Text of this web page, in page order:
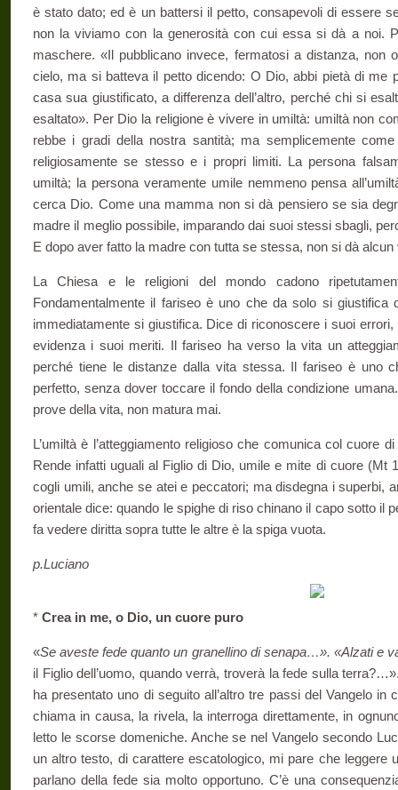
è stato dato; ed è un battersi il petto, consapevoli di essere
non la viviamo con la generosità con cui essa si dà a noi.
maschere. «Il pubblicano invece, fermatosi a distanza, non
cielo, ma si batteva il petto dicendo: O Dio, abbi pietà di me
casa sua giustificato, a differenza dell’altro, perché chi si
esaltato». Per Dio la religione è vivere in umiltà: umiltà non
rebbe i gradi della nostra santità; ma semplicemente
religiosamente se stesso e i propri limiti. La persona
umiltà; la persona veramente umile nemmeno pensa
cerca Dio. Come una mamma non si dà pensiero se sia
madre il meglio possibile, im­parando dai suoi stessi sbagli,
E dopo aver fatto la madre con tutta se stessa, non si dà alcun
La Chiesa e le religioni del mondo cadono
Fondamentalmente il fariseo è uno che da solo si
immediatamente si giustifica. Dice di riconoscere i suoi
evidenza i suoi meriti. Il fariseo ha verso la vita un
perché tiene le distanze dalla vita stessa. Il fariseo è uno
perfetto, senza dover toccare il fondo della condizione
prove della vita, non matura mai.
L’umiltà è l’atteggiamento religioso che comunica col cuore
Rende infatti uguali al Figlio di Dio, umile e mite di cuore (Mt
cogli umili, anche se atei e peccatori; ma disdegna i superbi,
orientale dice: quando le spighe di riso chinano il capo sotto il
fa ve­dere diritta sopra tutte le altre è la spiga vuota.
p.Luciano
* Crea in me, o Dio, un cuore puro
«Se aveste fede quanto un granellino di senapa…». «Alzati e
il Figlio dell’uomo, quando verrà, tro­verà la fede sulla
ha presentato uno di seguito all’altro tre passi del Vangelo
chiama in causa, la rivela, la interroga di­rettamente, in
letto le scorse domeniche. Anche se nel Vangelo secondo
un altro testo, di carattere escatologico, mi pare che leggere
parlano della fede sia molto opportuno. C’è una